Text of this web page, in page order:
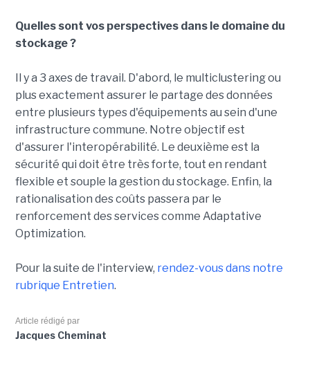
Quelles sont vos perspectives dans le domaine du
stockage ?
Il y a 3 axes de travail. D'abord, le multiclustering ou
plus exactement assurer le partage des données
entre plusieurs types d'équipements au sein d'une
infrastructure commune. Notre objectif est
d'assurer l'interopérabilité. Le deuxième est la
sécurité qui doit être très forte, tout en rendant
flexible et souple la gestion du stockage. Enfin, la
rationalisation des coûts passera par le
renforcement des services comme Adaptative
Optimization.
Pour la suite de l'interview, rendez-vous dans notre
rubrique Entretien.
Article rédigé par
Jacques Cheminat